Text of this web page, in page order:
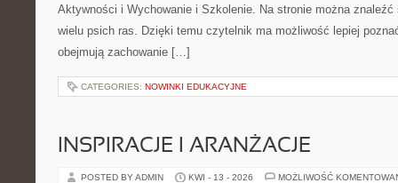
Aktywności i Wychowanie i Szkolenie. Na stronie można znaleźć
wielu psich ras. Dzięki temu czytelnik ma możliwość lepiej
obejmują zachowanie […]
CATEGORIES: NOWINKI EDUKACYJNE
INSPIRACJE I ARANŻACJE
POSTED BY ADMIN KWI - 13 - 2026 MOŻLIWOŚĆ